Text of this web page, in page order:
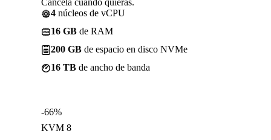
Cancela cuando quieras.
4 núcleos de vCPU
16 GB de RAM
200 GB de espacio en disco NVMe
16 TB de ancho de banda
-66%
KVM 8